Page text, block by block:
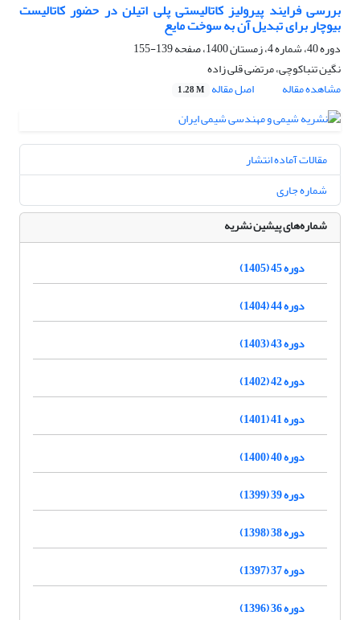
بررسی فرایند پیرولیز کاتالیستی پلی اتیلن در حضور کاتالیست
بیوچار برای تبدیل آن به سوخت مایع
دوره 40، شماره 4، زمستان 1400، صفحه
139-155
نگین تنباکوچی، مرتضی قلی زاده
مشاهده مقاله
اصل مقاله 1.28 M
مقالات آماده انتشار
شماره جاری
شماره‌های پیشین نشریه
دوره 45 (1405)
دوره 44 (1404)
دوره 43 (1403)
دوره 42 (1402)
دوره 41 (1401)
دوره 40 (1400)
دوره 39 (1399)
دوره 38 (1398)
دوره 37 (1397)
دوره 36 (1396)